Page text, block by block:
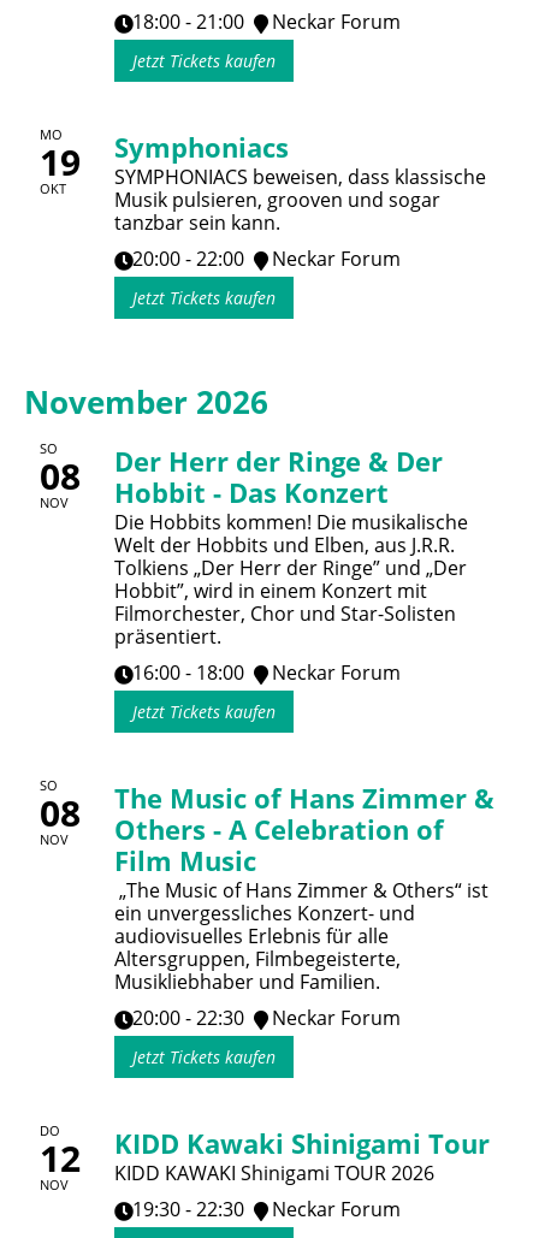
18:00 - 21:00
Neckar Forum
Jetzt Tickets kaufen
MO
19
OKT
Symphoniacs
SYMPHONIACS beweisen, dass klassische
Musik pulsieren, grooven und sogar
tanzbar sein kann.
20:00 - 22:00
Neckar Forum
Jetzt Tickets kaufen
November 2026
SO
08
NOV
Der Herr der Ringe & Der
Hobbit - Das Konzert
Die Hobbits kommen! Die musikalische
Welt der Hobbits und Elben, aus J.R.R.
Tolkiens „Der Herr der Ringe” und „Der
Hobbit”, wird in einem Konzert mit
Filmorchester, Chor und Star-Solisten
präsentiert.
16:00 - 18:00
Neckar Forum
Jetzt Tickets kaufen
SO
08
NOV
The Music of Hans Zimmer &
Others - A Celebration of
Film Music
„The Music of Hans Zimmer & Others“ ist
ein unvergessliches Konzert- und
audiovisuelles Erlebnis für alle
Altersgruppen, Filmbegeisterte,
Musikliebhaber und Familien.
20:00 - 22:30
Neckar Forum
Jetzt Tickets kaufen
DO
12
NOV
KIDD Kawaki Shinigami Tour
KIDD KAWAKI Shinigami TOUR 2026
19:30 - 22:30
Neckar Forum